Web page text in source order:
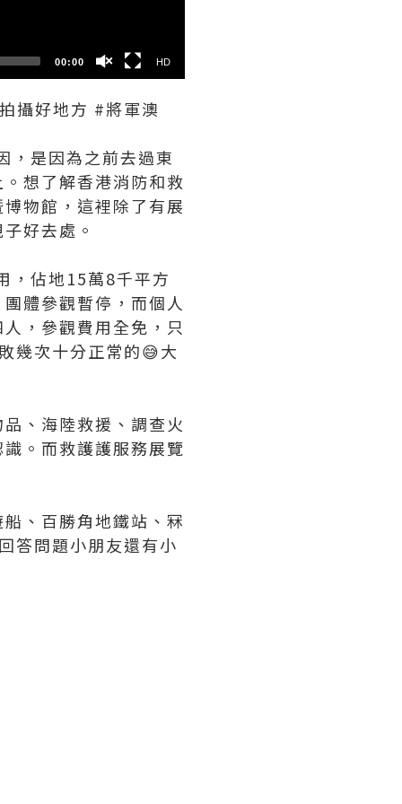
00:00 HD
攝好地方 #將軍澳
，是因為之前去過東
想了解香港消防和救
物館，這裡除了有展
好去處。
，佔地15萬8千平方
體參觀暫停，而個人
，參觀費用全免，只
幾次十分正常的😅大
、海陸救援、調查火
。而救護護服務展覽
、百勝角地鐵站、冧
答問題小朋友還有小